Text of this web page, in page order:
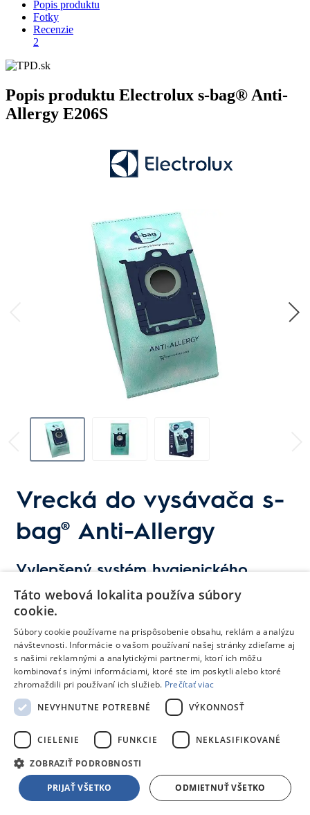
Popis produktu
Fotky
Recenzie
2
Popis produktu Electrolux s-bag® Anti-
Allergy E206S
Vrecká do vysávača s-
bag® Anti-Allergy
Vylepšený systém hygienického
uzatvárania
Inovovaný systém uzatvárania je vyrobený z
pevnejšieho materiálu a s novou technológiou
tesnenia. Po uzavretí vrecka s-bag® teda žiadne
nečistoty neuniknú von. Výmena je rýchla a
hygienická.
Technické parametre
partCode
Parametre produktu
Táto webová lokalita používa súbory
cookie.
Súbory cookie používame na prispôsobenie obsahu, reklám a analýzu
návštevnosti. Informácie o vašom používaní našej stránky zdieľame aj
s našimi reklamnými a analytickými partnermi, ktorí ich môžu
kombinovať s inými informáciami, ktoré ste im poskytli alebo ktoré
zhromaždili pri používaní ich služieb. Prečítať viac
NEVYHNUTNE POTREBNÉ
VÝKONNOSŤ
CIELENIE FUNKCIE NEKLASIFIKOVANÉ
ZOBRAZIŤ PODROBNOSTI
PRIJAŤ VŠETKO ODMIETNUŤ VŠETKO